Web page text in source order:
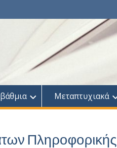
Μεταπτυχιακά
Πληροφορικής